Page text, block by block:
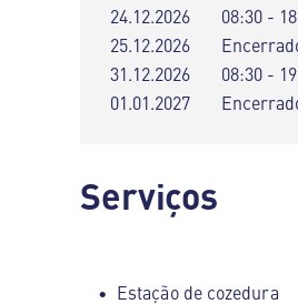
24.12.2026
08:30 -
25.12.2026
31.12.2026
08:30 -
01.01.2027
Serviços
Estação de cozedura